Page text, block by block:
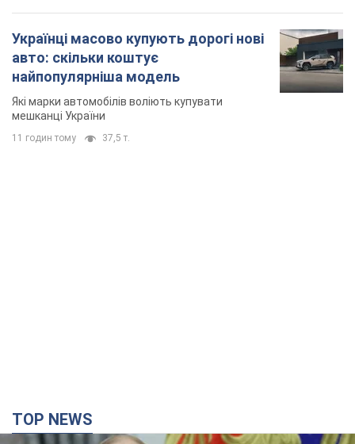
Українці масово купують дорогі нові
авто: скільки коштує
найпопулярніша модель
Які марки автомобілів воліють купувати
мешканці України
11 годин тому 37,5 т.
TOP NEWS